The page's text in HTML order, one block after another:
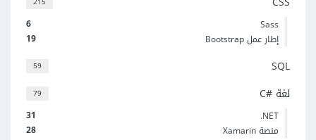
6
Sass
19
إطار عمل Bootstrap
59 SQL
79 لغة C#‎
31
‎.NET
28
منصة Xamarin